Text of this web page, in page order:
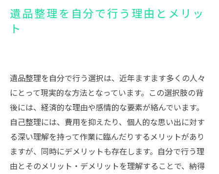
会社概要
遺品整理を自分で行う理由とメリッ
ト
遺品整理を自分で行う選択は、近年ますます多くの人々
にとって現実的な方法となっています。この選択肢の背
後には、経済的な理由や感情的な要素が絡んでいます。
自己整理には、費用を抑えたり、個人的な思い出に対す
る深い理解を持って作業に臨んだりするメリットがあり
ますが、同時にデメリットも存在します。自分で行う理
由とそのメリット・デメリットを理解することで、納得